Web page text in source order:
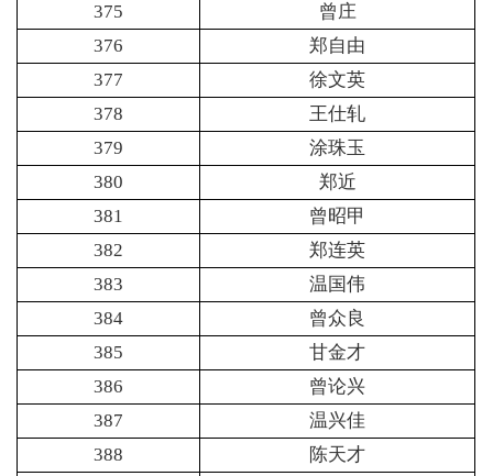
375
曾庄
376
郑自由
377
徐文英
378
王仕轧
379
涂珠玉
380
郑近
381
曾昭甲
382
郑连英
383
温国伟
384
曾众良
385
甘金才
386
曾论兴
387
温兴佳
388
陈天才